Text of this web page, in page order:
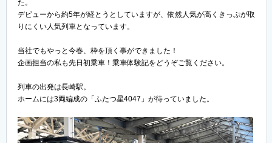
た。
デビューから約5年が経とうとしていますが、依然人気が高くきっぷが取
りにくい人気列車となっています。
当社でもやっと今春、枠を頂く事ができました！
企画担当の私も先日初乗車！乗車体験記をどうぞご覧ください。
列車の出発は長崎駅。
ホームには3両編成の「ふたつ星4047」が待っていました。